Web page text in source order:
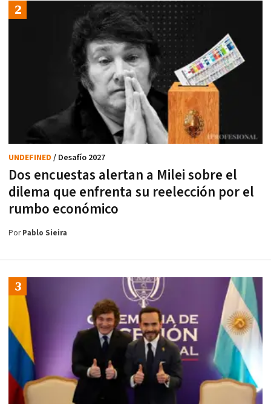
Dos encuestas alertan a Milei sobre el
dilema que enfrenta su reelección por el
rumbo económico
UNDEFINED / Desafío 2027
PorPablo Sieira